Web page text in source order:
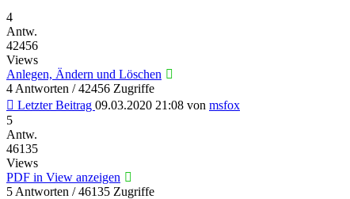
4
Antw.
42456
Views
Anlegen, Ändern und Löschen
4 Antworten / 42456 Zugriffe
Letzter Beitrag 09.03.2020 21:08 von msfox
5
Antw.
46135
Views
PDF in View anzeigen
5 Antworten / 46135 Zugriffe